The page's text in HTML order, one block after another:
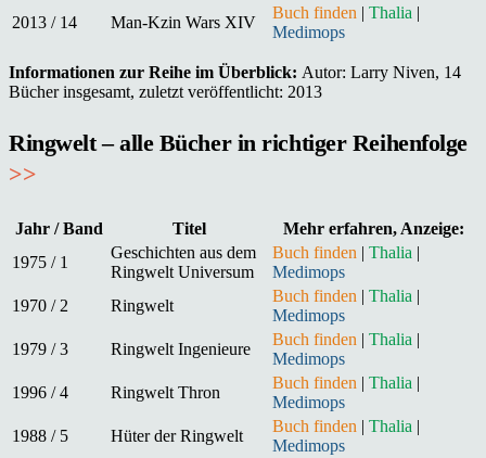
2013 / 14
Man-Kzin Wars XIV
Buch finden | Thalia |
Medimops
Informationen zur Reihe im Überblick: Autor: Larry Niven, 14
Bücher insgesamt, zuletzt veröffentlicht: 2013
Ringwelt – alle Bücher in richtiger Reihenfolge
>>
Jahr / Band Titel
Mehr erfahren, Anzeige:
1975 / 1
Geschichten aus dem
Ringwelt Universum
Buch finden | Thalia |
Medimops
1970 / 2
Ringwelt
Buch finden | Thalia |
Medimops
1979 / 3
Ringwelt Ingenieure
Buch finden | Thalia |
Medimops
1996 / 4
Ringwelt Thron
Buch finden | Thalia |
Medimops
1988 / 5
Hüter der Ringwelt
Buch finden | Thalia |
Medimops